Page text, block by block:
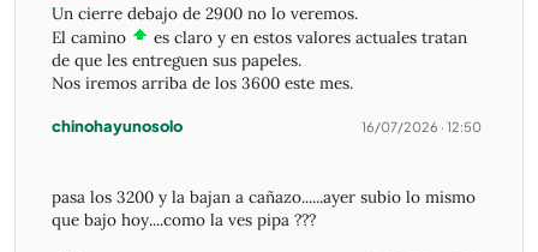
Un cierre debajo de 2900 no lo veremos.
El camino
es claro y en estos valores actuales tratan
de que les entreguen sus papeles.
Nos iremos arriba de los 3600 este mes.
chinohayunosolo 16/07/2026 · 12:50
pasa los 3200 y la bajan a cañazo......ayer subio lo mismo
que bajo hoy....como la ves pipa ???